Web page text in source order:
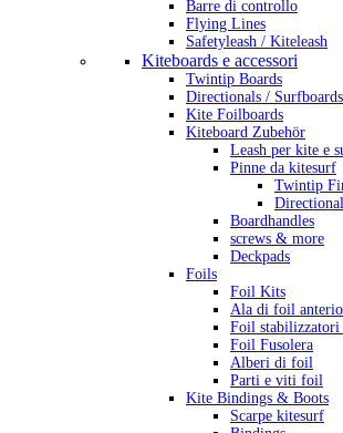
Barre di controllo
Flying Lines
Safetyleash / Kiteleash
Kiteboards e accessori
Twintip Boards
Directionals / Surfboards
Kite Foilboards
Kiteboard Zubehör
Leash per kite e
Pinne da kitesurf
Twintip
Boardhandles
screws & more
Deckpads
Foils
Foil Kits
Ala di foil
Foil stabilizzatori
Foil Fusolera
Alberi di foil
Parti e viti foil
Kite Bindings & Boots
Scarpe kitesurf